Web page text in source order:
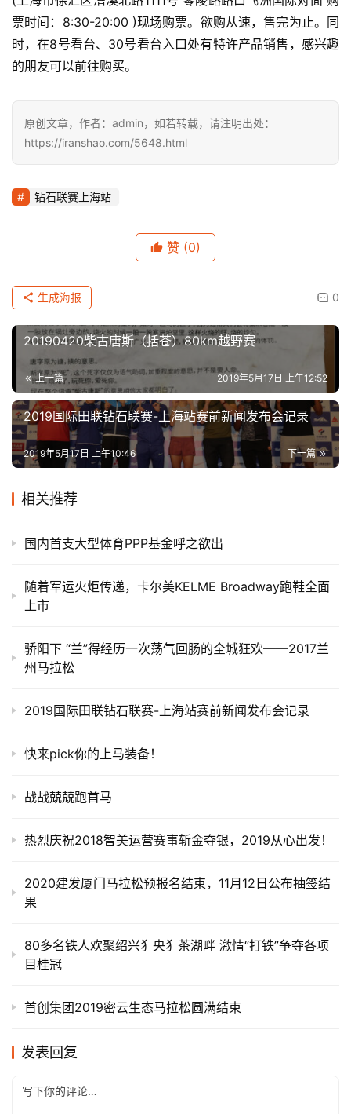
票时间：8:30-20:00 )现场购票。欲购从速，售完为止。同
时，在8号看台、30号看台入口处有特许产品销售，感兴趣
的朋友可以前往购买。
原创文章，作者：admin，如若转载，请注明出处：
https://iranshao.com/5648.html
钻石联赛上海站
赞 (0)
0
生成海报
20190420柴古唐斯（括苍）80km越野赛
上一篇 2019年5月17日 上午12:52
2019国际田联钻石联赛-上海站赛前新闻发布会记录
下一篇
2019年5月17日 上午10:46
相关推荐
国内首支大型体育PPP基金呼之欲出
随着军运火炬传递，卡尔美KELME Broadway跑鞋全面
上市
骄阳下 “兰”得经历一次荡气回肠的全城狂欢——2017兰
州马拉松
2019国际田联钻石联赛-上海站赛前新闻发布会记录
快来pick你的上马装备！
战战兢兢跑首马
热烈庆祝2018智美运营赛事斩金夺银，2019从心出发！
2020建发厦门马拉松预报名结束，11月12日公布抽签结
果
80多名铁人欢聚绍兴犭央犭茶湖畔 激情“打铁”争夺各项
目桂冠
首创集团2019密云生态马拉松圆满结束
发表回复